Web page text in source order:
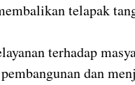
telapak
terhadap
dan